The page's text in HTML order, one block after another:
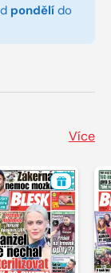
pondělí do
Více